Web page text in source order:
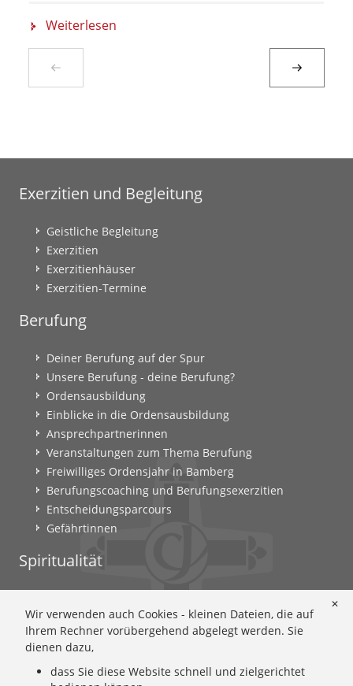
Weiterlesen
Exerzitien und Begleitung
Geistliche Begleitung
Exerzitien
Exerzitienhäuser
Exerzitien-Termine
Berufung
Deiner Berufung auf der Spur
Unsere Berufung - deine Berufung?
Ordensausbildung
Einblicke in die Ordensausbildung
Ansprechpartnerinnen
Veranstaltungen zum Thema Berufung
Freiwilliges Ordensjahr in Bamberg
Berufungscoaching und Berufungsexerzitien
Entscheidungsparcours
Gefährtinnen
Spiritualität
Ignatianisch beten: Wie geht das? Eine Anleitung
Ignatianisch und weiblich: Mary Wards Spiritualität
Mary-Ward: Geschichte und Texte im Überblick
Mary Ward 400: Mary Wards erster Weg nach Rom
✕
Wir verwenden auch Cookies - kleinen Dateien, die auf
Ihrem Rechner vorübergehend abgelegt werden. Sie
dienen dazu,
dass Sie diese Website schnell und zielgerichtet